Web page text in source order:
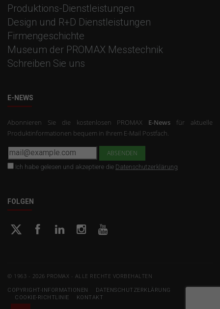
Produktions-Dienstleistungen
Design und R+D Dienstleistungen
Firmengeschichte
Museum der PROMAX Messtechnik
Schreiben Sie uns
E-NEWS
Abonnieren Sie die kostenlosen PROMAX E-News für aktuelle
Produktinformationen bequem in Ihrem E-Mail Postfach.
Ich habe gelesen und akzeptiere die Datenschutzerklärung
FOLGEN
© 1963 - 2026 PROMAX - ALLE RECHTE VORBEHALTEN
COPYRIGHT-INFORMATIONEN
DATENSCHUTZERKLÄRUNG
COOKIE-RICHTLINIE
KONTAKT